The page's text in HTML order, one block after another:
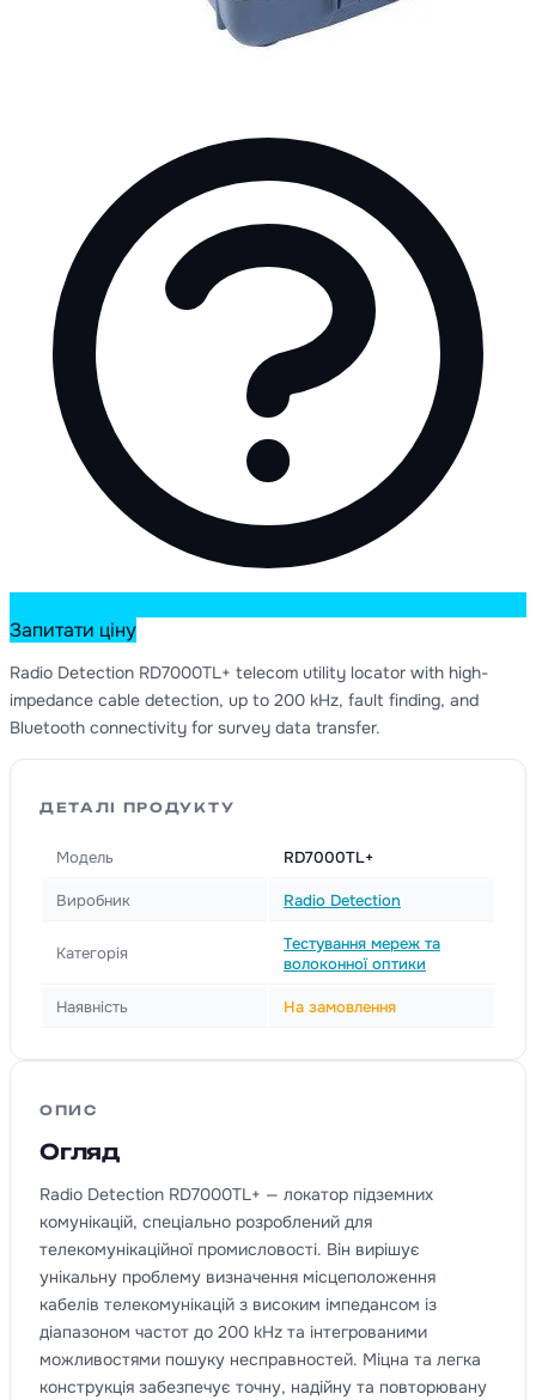
Запитати ціну
Radio Detection RD7000TL+ telecom utility locator with high-
impedance cable detection, up to 200 kHz, fault finding, and
Bluetooth connectivity for survey data transfer.
ДЕТАЛІ ПРОДУКТУ
Модель RD7000TL+
Виробник Radio Detection
Категорія
Тестування мереж та
волоконної оптики
Наявність На замовлення
ОПИС
Огляд
Radio Detection RD7000TL+ — локатор підземних
комунікацій, спеціально розроблений для
телекомунікаційної промисловості. Він вирішує
унікальну проблему визначення місцеположення
кабелів телекомунікацій з високим імпедансом із
діапазоном частот до 200 kHz та інтегрованими
можливостями пошуку несправностей. Міцна та легка
конструкція забезпечує точну, надійну та повторювану